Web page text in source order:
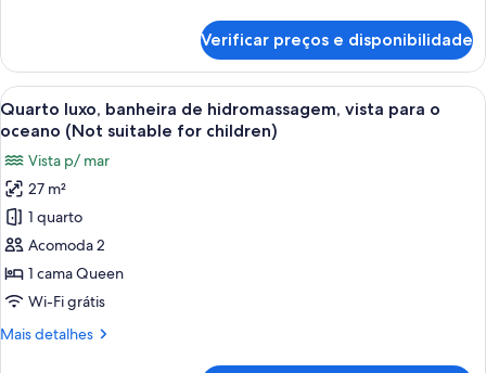
View
Apartment
Bedroom
Ocean
View
Apartment
Verificar preços e disponibilidade
Carrega
todas
fotos
de
Quarto
luxo,
banheira
de
vista
Quarto luxo, banheira de
13
Quarto luxo, banheira de hidromassagem, vista para o
oceano (Not suitable for children)
Vista p/ mar
27 m²
1 quarto
Acomoda 2
1 cama Queen
Wi-Fi grátis
Mais detalhes
Mais